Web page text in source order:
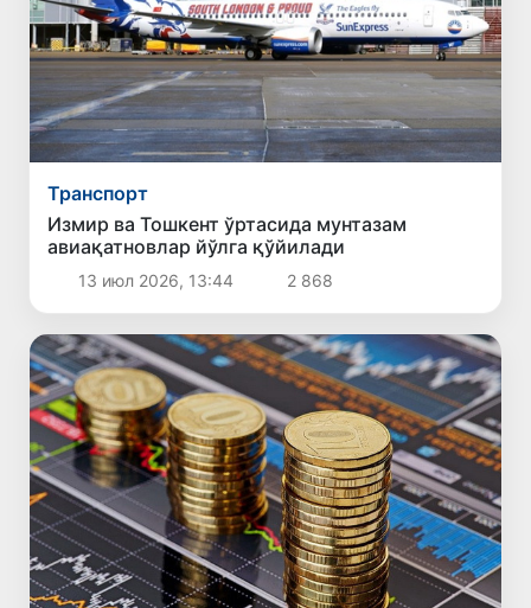
Транспорт
Измир ва Тошкент ўртасида мунтазам
авиақатновлар йўлга қўйилади
13 июл 2026, 13:44 2 868